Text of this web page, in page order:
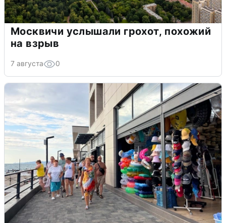
Москвичи услышали грохот, похожий
на взрыв
7 августа 0